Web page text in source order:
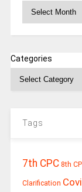
Archives
Categories
Tags
7th CPC 8th
Clarification